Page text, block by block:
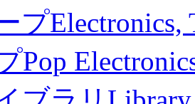
プElectronics,
Pop